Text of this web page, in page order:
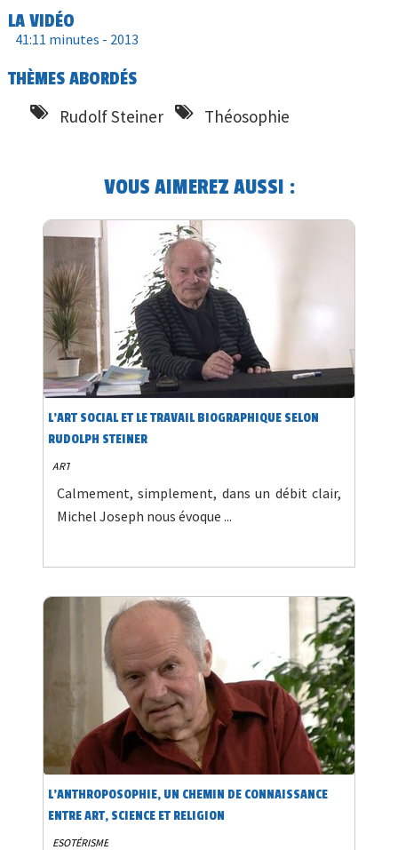
LA VIDÉO
41:11 minutes - 2013
THÈMES ABORDÉS
Rudolf Steiner Théosophie
VOUS AIMEREZ AUSSI :
L'ART SOCIAL ET LE TRAVAIL BIOGRAPHIQUE SELON
RUDOLPH STEINER
ART
Calmement, simplement, dans un débit clair,
Michel Joseph nous évoque ...
L'ANTHROPOSOPHIE, UN CHEMIN DE CONNAISSANCE
ENTRE ART, SCIENCE ET RELIGION
ESOTÉRISME